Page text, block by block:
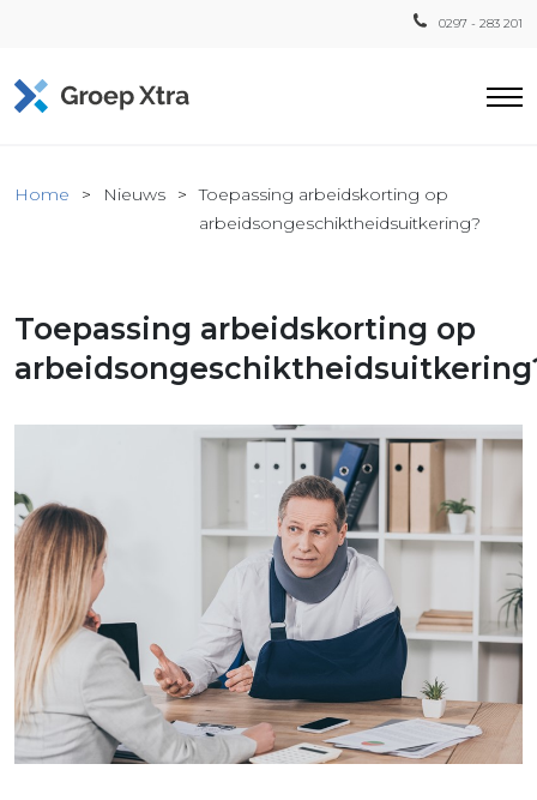
0297 - 283 201
Xtra
Home Nieuws
Toepassing arbeidskorting op
arbeidsongeschiktheidsuitkering?
Toepassing arbeidskorting op